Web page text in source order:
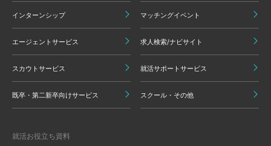
インターンシップ マッチングイベント
エージェントサービス 求人検索/ナビサイト
スカウトサービス 就活サポートサービス
既卒・第二新卒向けサービス スクール・その他
就活お役立ち資料